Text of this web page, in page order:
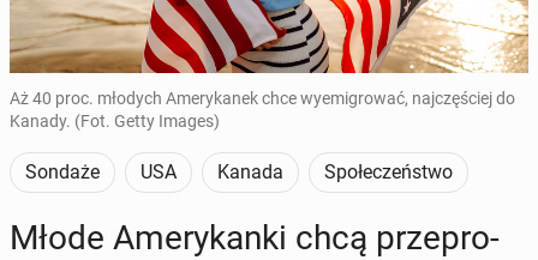
Aż 40 proc. młodych Amerykanek chce wyemigrować, najczęściej do
Kanady. (Fot. Getty Images)
Sondaże USA Kanada Społeczeństwo
Młode Ame­ry­kan­ki chcą prze­pro­